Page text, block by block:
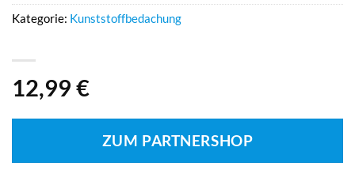
12,99 €
ZUM PARTNERSHOP
Kategorie: Kunststoffbedachung